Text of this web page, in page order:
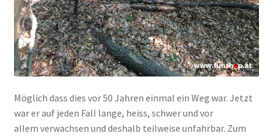
Möglich dass dies vor 50 Jahren einmal ein Weg war. Jetzt
war er auf jeden Fall lange, heiss, schwer und vor
allem verwachsen und deshalb teilweise unfahrbar. Zum